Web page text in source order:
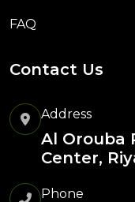
FAQ
Contact Us
Address
Al Orouba
Center,
Phone